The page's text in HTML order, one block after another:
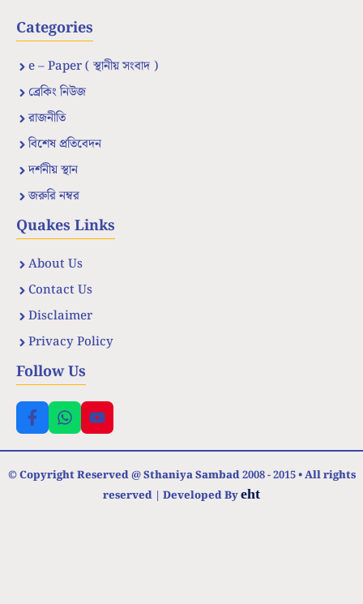
Categories
e – Paper ( স্থানীয় সংবাদ )
ব্রেকিং নিউজ
রাজনীতি
বিশেষ প্রতিবেদন
দর্শনীয় স্থান
জরুরি নম্বর
Quakes Links
About Us
Contact Us
Disclaimer
Privacy Policy
Follow Us
© Copyright Reserved @ Sthaniya Sambad 2008 - 2015 • All rights
reserved | Developed Byeht